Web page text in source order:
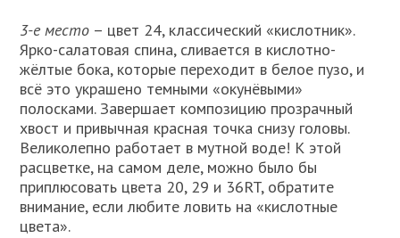
3-е место – цвет 24, классический «кислотник».
Ярко-салатовая спина, сливается в кислотно-
жёлтые бока, которые переходит в белое пузо, и
всё это украшено темными «окунёвыми»
полосками. Завершает композицию прозрачный
хвост и привычная красная точка снизу головы.
Великолепно работает в мутной воде! К этой
расцветке, на самом деле, можно было бы
приплюсовать цвета 20, 29 и 36RT, обратите
внимание, если любите ловить на «кислотные
цвета».